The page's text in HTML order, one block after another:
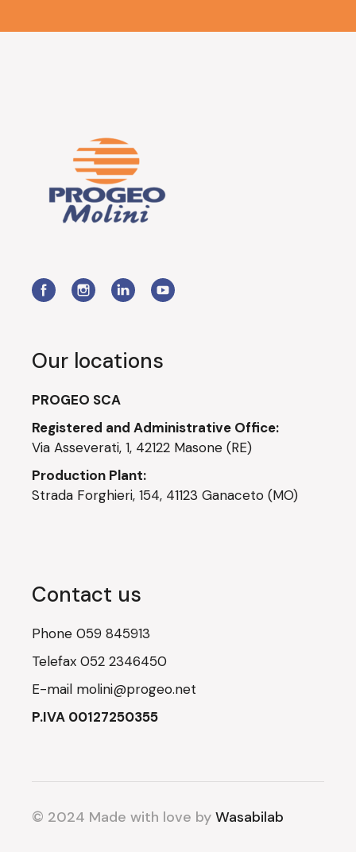
Our locations
PROGEO SCA
Registered and Administrative Office:
Via Asseverati, 1, 42122 Masone (RE)
Production Plant:
Strada Forghieri, 154, 41123 Ganaceto (MO)
Contact us
Phone059 845913
Telefax052 2346450
E-mail molini@progeo.net
P.IVA 00127250355
© 2024 Made with love byWasabilab